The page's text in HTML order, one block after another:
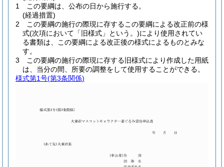
1
この要綱は、公布の日から施行する。
(経過措置)
2
この要綱の施行の際現に存するこの要綱による改正前の様
式(次項において「旧様式」という。)により使用されてい
る書類は、この要綱による改正後の様式によるものとみな
す。
3
この要綱の施行の際現に存する旧様式により作成した用紙
は、当分の間、所要の調整をして使用することができる。
様式第1号(第3条関係)